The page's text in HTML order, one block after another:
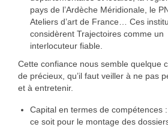
pays de l’Ardèche Méridionale, le
Ateliers d’art de France… Ces
considèrent Trajectoires comme un
interlocuteur fiable.
Cette confiance nous semble quelque
de précieux, qu’il faut veiller à ne pas
et à entretenir.
Capital en termes de compétences
ce soit pour le montage des